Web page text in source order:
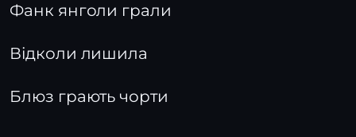
Фанк янголи грали
Відколи лишила
Блюз грають чорти